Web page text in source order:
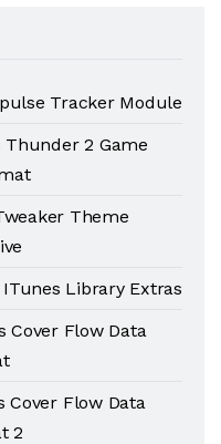
Tracker Module
2 Game
Theme
ITunes Library Extras
Cover Flow Data
Cover Flow Data
2